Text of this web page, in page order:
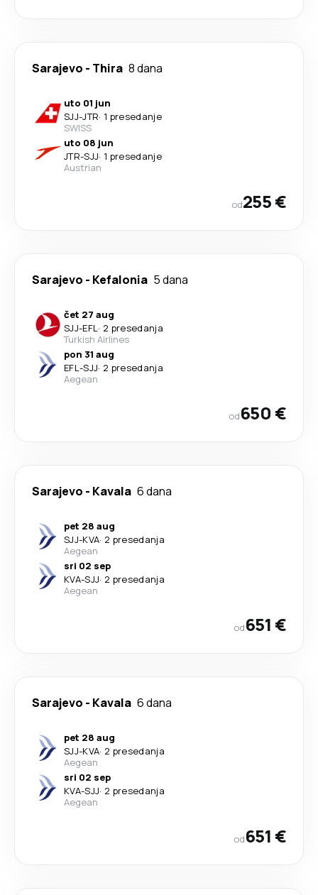
Sarajevo - Thira 8 dana
uto 01 jun
SJJ-JTR· 1 presedanje
SWISS
uto 08 jun
JTR-SJJ· 1 presedanje
Austrian
od255 €
Sarajevo - Kefalonia 5 dana
čet 27 aug
SJJ-EFL· 2 presedanja
Turkish Airlines
pon 31 aug
EFL-SJJ· 2 presedanja
Aegean
od650 €
Sarajevo - Kavala 6 dana
pet 28 aug
SJJ-KVA· 2 presedanja
Aegean
sri 02 sep
KVA-SJJ· 2 presedanja
Aegean
od651 €
Sarajevo - Kavala 6 dana
pet 28 aug
SJJ-KVA· 2 presedanja
Aegean
sri 02 sep
KVA-SJJ· 2 presedanja
Aegean
od651 €